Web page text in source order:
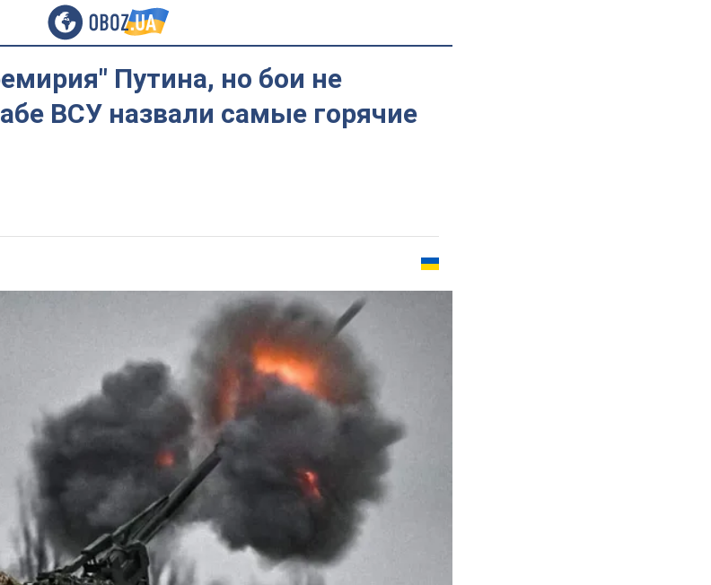
Путина, но бои не
ВСУ назвали самые горячие